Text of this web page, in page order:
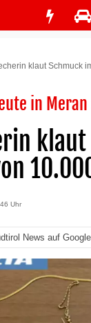
klaut Schmuck
in
Uhr
News auf